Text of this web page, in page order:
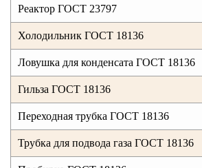
Реактор ГОСТ 23797
Холодильник ГОСТ 18136
Ловушка для конденсата ГОСТ 18136
Гильза ГОСТ 18136
Переходная трубка ГОСТ 18136
Трубка для подвода газа ГОСТ 18136